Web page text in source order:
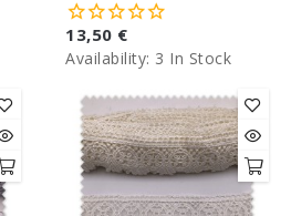
13,50 €
Availability: 3 In Stock